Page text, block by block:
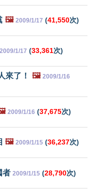
🖼️ 2009/1/17 (41,550次)
2009/1/17 (33,361次)
來了！ 🖼️ 2009/1/16
2009/1/16 (37,675次)
🖼️ 2009/1/15 (36,237次)
者 2009/1/15 (28,790次)